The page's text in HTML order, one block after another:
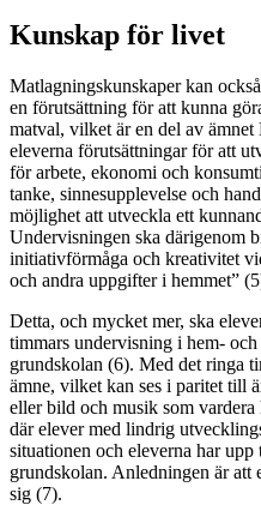
Kunskap för livet
Matlagningskunskaper kan
en förutsättning för att kunna
matval, vilket är en del av
eleverna förutsättningar för att
för arbete, ekonomi och
tanke, sinnesupplevelse och
möjlighet att utveckla ett
Undervisningen ska därigenom
initiativförmåga och kreativitet
och andra uppgifter i hemmet”
Detta, och mycket mer, ska
timmars undervisning i hem-
grundskolan (6). Med det ringa
ämne, vilket kan ses i paritet till
eller bild och musik som
där elever med lindrig
situationen och eleverna har
grundskolan. Anledningen är att
sig (7).